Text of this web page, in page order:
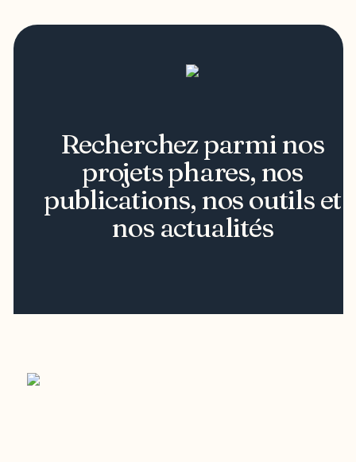
Recherchez parmi nos
projets phares, nos
publications, nos outils et
nos actualités